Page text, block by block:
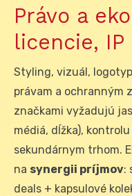
Právo a
licencie, IP
Styling, vizuál,
právam a ochranným
značkami vyžadujú
médiá, dĺžka),
sekundárnym trhom.
na synergii príjmov:
deals + kapsulové